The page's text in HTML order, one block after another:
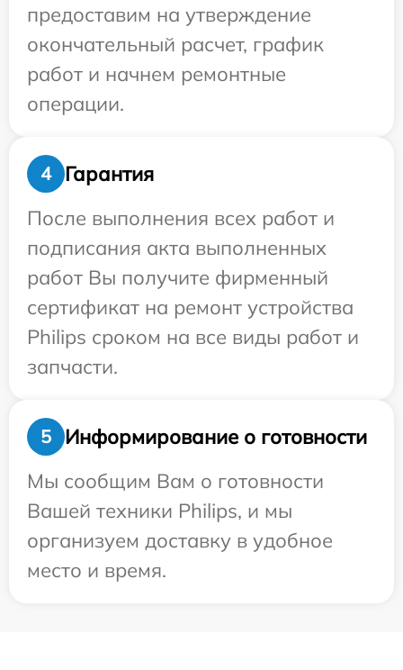
предоставим на утверждение
окончательный расчет, график
работ и начнем ремонтные
операции.
4
Гарантия
После выполнения всех работ и
подписания акта выполненных
работ Вы получите фирменный
сертификат на ремонт устройства
Philips сроком на все виды работ и
запчасти.
5
Информирование о готовности
Мы сообщим Вам о готовности
Вашей техники Philips, и мы
организуем доставку в удобное
место и время.